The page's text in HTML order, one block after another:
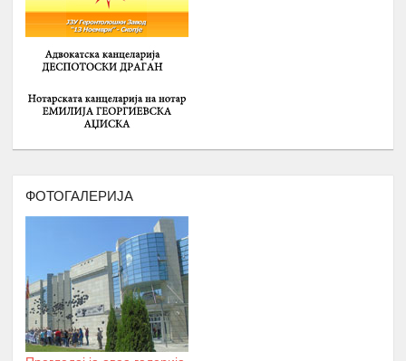
15.
ДЕМОКРАТИЈА И
-ГРАДЕЊЕ НА КАПАЦИТЕТИ ЗА
ЗГОЛЕМУВАЊЕ НА
ВРАБОТЛИВОСТА И НАСТАП НА
СРЕДНОШКОЛЦИ РОМИ
Број : 40 Средношколци,
Локација: надвор од Скопје
ДВОДНЕВНА РАБОТИЛНИЦА НА
ТЕМА: АКТИВИЗАМ И УЧЕСТВОТО
НА ОБРАЗОВАНИ РОМИ ВО
ЈАВНИТЕ ПОЛИТИКИ
Број : 20 учесници
Локација: надвор од Скопје
СЕМИНАР НА ТЕМА
ТЕХНИКИ И АКАДЕМСКО
ФОТОГАЛЕРИЈА